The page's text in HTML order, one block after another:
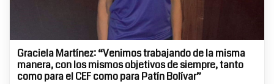
Graciela Martínez: “Venimos trabajando de la misma
manera, con los mismos objetivos de siempre, tanto
como para el CEF como para Patín Bolívar”